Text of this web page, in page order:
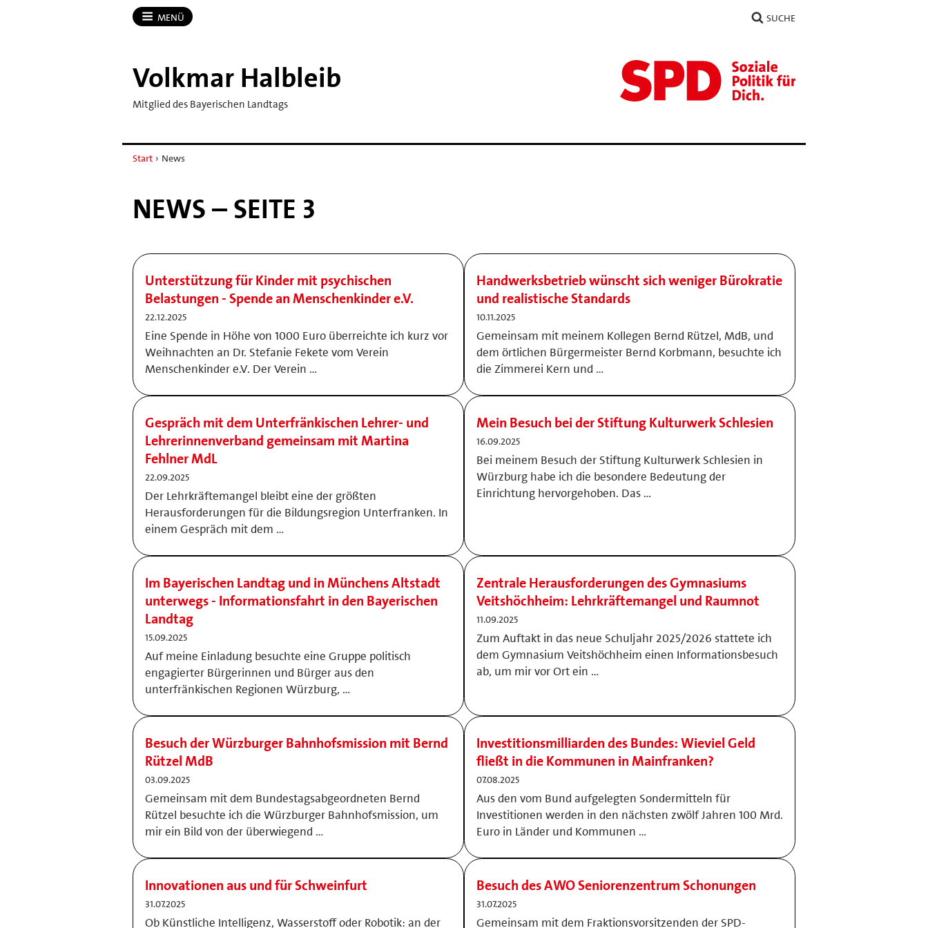
MENÜ SUCHE
Volkmar Halbleib
Mitglied des Bayerischen Landtags
Start › News
NEWS – SEITE 3
Unterstützung für Kinder mit psychischen
Belastungen - Spende an Menschenkinder e.V.
22.12.2025
Eine Spende in Höhe von 1000 Euro überreichte ich kurz vor
Weihnachten an Dr. Stefanie Fekete vom Verein
Menschenkinder e.V. Der Verein …
Handwerksbetrieb wünscht sich weniger Bürokratie
und realistische Standards
10.11.2025
Gemeinsam mit meinem Kollegen Bernd Rützel, MdB, und
dem örtlichen Bürgermeister Bernd Korbmann, besuchte ich
die Zimmerei Kern und …
Gespräch mit dem Unterfränkischen Lehrer- und
Lehrerinnenverband gemeinsam mit Martina
Fehlner MdL
22.09.2025
Der Lehrkräftemangel bleibt eine der größten
Herausforderungen für die Bildungsregion Unterfranken. In
einem Gespräch mit dem …
Mein Besuch bei der Stiftung Kulturwerk Schlesien
16.09.2025
Bei meinem Besuch der Stiftung Kulturwerk Schlesien in
Würzburg habe ich die besondere Bedeutung der
Einrichtung hervorgehoben. Das …
Im Bayerischen Landtag und in Münchens Altstadt
unterwegs - Informationsfahrt in den Bayerischen
Landtag
15.09.2025
Auf meine Einladung besuchte eine Gruppe politisch
engagierter Bürgerinnen und Bürger aus den
unterfränkischen Regionen Würzburg, …
Zentrale Herausforderungen des Gymnasiums
Veitshöchheim: Lehrkräftemangel und Raumnot
11.09.2025
Zum Auftakt in das neue Schuljahr 2025/2026 stattete ich
dem Gymnasium Veitshöchheim einen Informationsbesuch
ab, um mir vor Ort ein …
Besuch der Würzburger Bahnhofsmission mit Bernd
Rützel MdB
03.09.2025
Gemeinsam mit dem Bundestagsabgeordneten Bernd
Rützel besuchte ich die Würzburger Bahnhofsmission, um
mir ein Bild von der überwiegend …
Investitionsmilliarden des Bundes: Wieviel Geld
fließt in die Kommunen in Mainfranken?
07.08.2025
Aus den vom Bund aufgelegten Sondermitteln für
Investitionen werden in den nächsten zwölf Jahren 100 Mrd.
Euro in Länder und Kommunen …
Innovationen aus und für Schweinfurt
31.07.2025
Ob Künstliche Intelligenz, Wasserstoff oder Robotik: an der
Besuch des AWO Seniorenzentrum Schonungen
31.07.2025
Gemeinsam mit dem Fraktionsvorsitzenden der SPD-